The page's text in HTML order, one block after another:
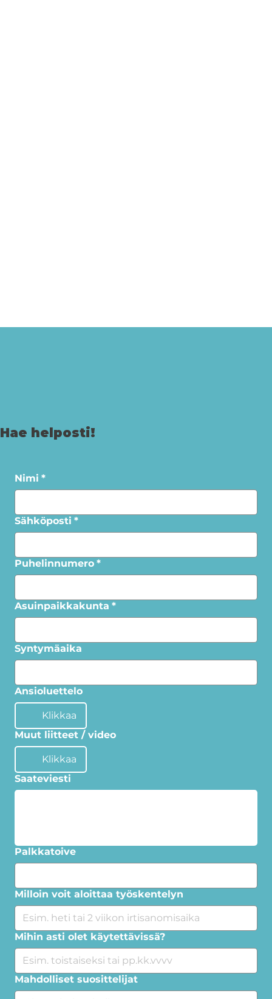
Hae helposti!
Nimi *
Sähköposti *
Puhelinnumero *
Asuinpaikkakunta *
Syntymäaika
Ansioluettelo
Klikkaa
Muut liitteet / video
Klikkaa
Saateviesti
Palkkatoive
Milloin voit aloittaa työskentelyn
Mihin asti olet käytettävissä?
Mahdolliset suosittelijat